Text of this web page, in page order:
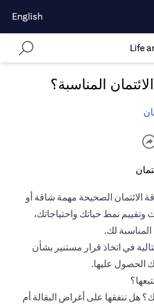
English
المناسبة؟
الائتمان الصحيحة مهمة شاقة أو
نمط حياتك واحتياجاتك،
لك.
في اتخاذ قرار مستنير بشأن
الحصول عليها.
هل تنفقها على أغراض البقالة أم